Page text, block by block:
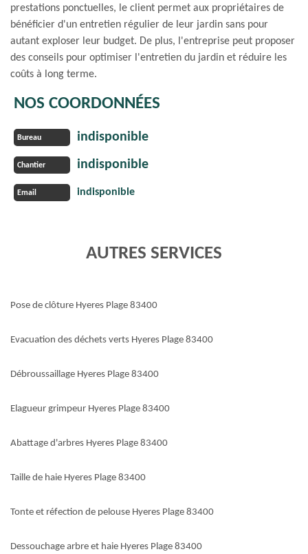
prestations ponctuelles, le client permet aux propriétaires de
bénéficier d'un entretien régulier de leur jardin sans pour
autant exploser leur budget. De plus, l'entreprise peut proposer
des conseils pour optimiser l'entretien du jardin et réduire les
coûts à long terme.
NOS COORDONNÉES
Bureau indisponible
Chantier indisponible
Email indisponible
AUTRES SERVICES
Pose de clôture Hyeres Plage 83400
Evacuation des déchets verts Hyeres Plage 83400
Débroussaillage Hyeres Plage 83400
Elagueur grimpeur Hyeres Plage 83400
Abattage d'arbres Hyeres Plage 83400
Taille de haie Hyeres Plage 83400
Tonte et réfection de pelouse Hyeres Plage 83400
Dessouchage arbre et haie Hyeres Plage 83400